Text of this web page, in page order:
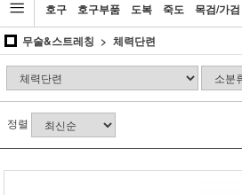
호구 호구부품 도복 죽도 목검/가검
무술&스트레칭
체력단련
정렬